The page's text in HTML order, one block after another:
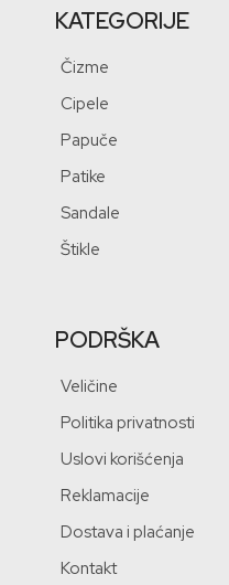
KATEGORIJE
Čizme
Cipele
Papuče
Patike
Sandale
Štikle
PODRŠKA
Veličine
Politika privatnosti
Uslovi korišćenja
Reklamacije
Dostava i plaćanje
Kontakt